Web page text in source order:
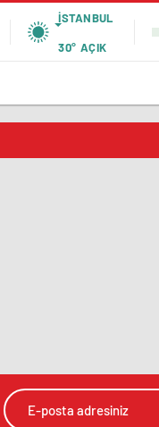
İSTANBUL
30° AÇIK